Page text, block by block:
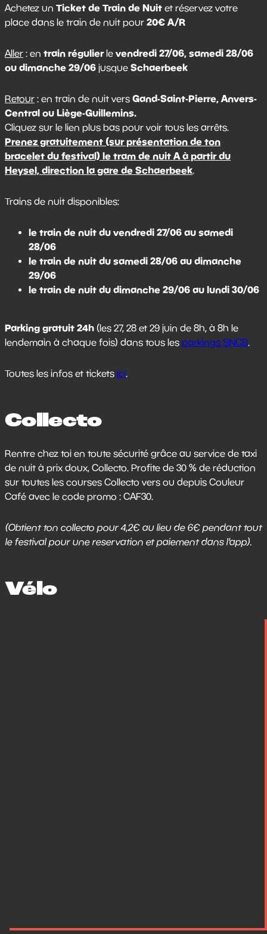
Achetez un Ticket de Train de Nuit et réservez votre
place dans le train de nuit pour 20€ A/R
Aller : en train régulierlevendredi 27/06, samedi 28/06
ou dimanche 29/06 jusque Schaerbeek
Retour : en train de nuit vers Gand-Saint-Pierre, Anvers-
Central ou Liège-Guillemins.
Cliquez sur le lien plus bas pour voir tous les arrêts.
Prenez gratuitement (sur présentation de ton
bracelet du festival) le tram de nuit A à partir du
Heysel, direction la gare de Schaerbeek.
Trains de nuit disponibles:
le train de nuit du vendredi 27/06 au samedi
28/06
le train de nuit du samedi 28/06 au dimanche
29/06
le train de nuit du dimanche 29/06 au lundi 30/06
Parking gratuit 24h (les 27, 28 et 29 juin de 8h, à 8h le
lendemain à chaque fois) dans tous les parkings SNCB.
Toutes les infos et tickets ici.
Collecto
Rentre chez toi en toute sécurité grâce au service de taxi
de nuit à prix doux, Collecto. Profite de 30 % de réduction
sur toutes les courses Collecto vers ou depuis Couleur
Café avec le code promo : CAF30.
(Obtient ton collecto pour 4,2€ au lieu de 6€ pendant tout
le festival pour une reservation et paiement dans l'app).
Vélo